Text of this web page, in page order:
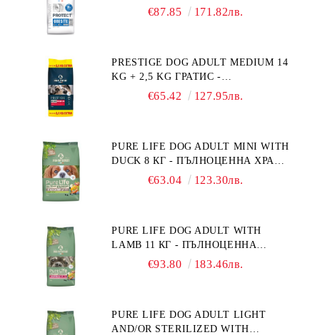
ДИЕТИЧНА ХРАНА ЗА КУЧЕТА
"РЕГУЛИРАНЕ НА ВНОСА НА
ГЛЮКОЗА (DIABETES MELLITUS)."
€87.85 171.82лв.
PRESTIGE DOG ADULT MEDIUM 14
KG + 2,5 KG ГРАТИС -
ПЪЛНОЦЕННА ХРАНА ЗА
€65.42 127.95лв.
PURE LIFE DOG ADULT MINI WITH
DUCK 8 КГ - ПЪЛНОЦЕННА ХРАНА
ЗА ПОРАСНАЛИ КУЧЕТА ОТ
ГЛУТЕН. ПРОИЗВЕДЕНА ВЪВ
ФРАНЦИЯ.
€63.04 123.30лв.
PURE LIFE DOG ADULT WITH
LAMB 11 КГ - ПЪЛНОЦЕННА
ХРАНА ЗА ПОРАСНАЛИ КУЧЕТА С
НАД 1 ГОДИНА. БЕЗ ЗЪРНО, БЕЗ
ГЛУТЕН. ПРОИЗВЕДЕНА ВЪВ
€93.80 183.46лв.
PURE LIFE DOG ADULT LIGHT
AND/OR STERILIZED WITH